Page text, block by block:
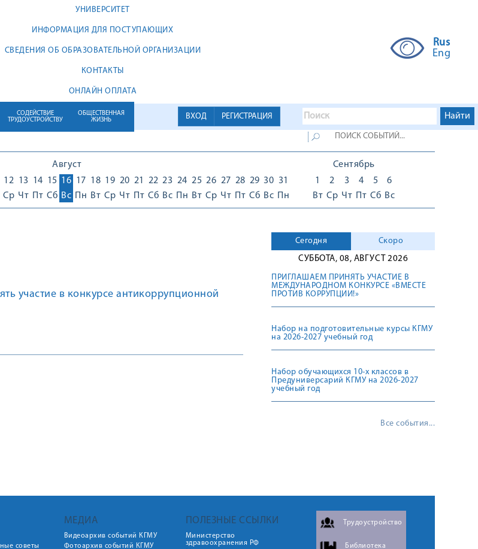
УНИВЕРСИТЕТ
ИНФОРМАЦИЯ ДЛЯ ПОСТУПАЮЩИХ
СВЕДЕНИЯ ОБ ОБРАЗОВАТЕЛЬНОЙ ОРГАНИЗАЦИИ
КОНТАКТЫ
ОНЛАЙН ОПЛАТА
Rus
Eng
ВХОД РЕГИСТРАЦИЯ
СОДЕЙСТВИЕ
ТРУДОУСТРОЙСТВУ
ОБЩЕСТВЕННАЯ
ЖИЗНЬ
Август
12
Ср
13
Чт
14
Пт
15
Сб
16
Вс
17
Пн
18
Вт
19
Ср
20
Чт
21
Пт
22
Сб
23
Вс
24
Пн
25
Вт
26
Ср
27
Чт
28
Пт
29
Сб
30
Вс
31
Пн
Сентябрь
1
Вт
2
Ср
3
Чт
4
Пт
5
Сб
6
Вс
участие в конкурсе антикоррупционной
Сегодня
Скоро
СУББОТА, 08, АВГУСТ 2026
ПРИГЛАШАЕМ ПРИНЯТЬ УЧАСТИЕ В
МЕЖДУНАРОДНОМ КОНКУРСЕ «ВМЕСТЕ
ПРОТИВ КОРРУПЦИИ!»
Набор на подготовительные курсы КГМУ
на 2026-2027 учебный год
Набор обучающихся 10-х классов в
Предуниверсарий КГМУ на 2026-2027
учебный год
Все события...
советы
МЕДИА
Видеоархив событий КГМУ
Фотоархив событий КГМУ
ПОЛЕЗНЫЕ ССЫЛКИ
Министерство
здравоохранения РФ
Трудоустройство
Библиотека